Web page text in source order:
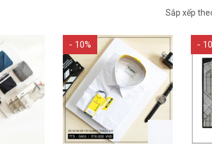
Sắp xếp
- 10% -